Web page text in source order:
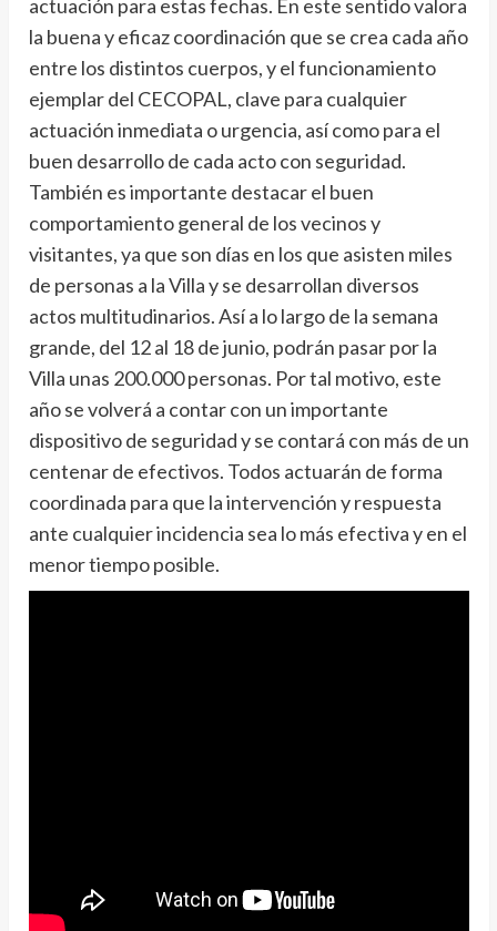
actuación para estas fechas. En este sentido valora
la buena y eficaz coordinación que se crea cada año
entre los distintos cuerpos, y el funcionamiento
ejemplar del CECOPAL, clave para cualquier
actuación inmediata o urgencia, así como para el
buen desarrollo de cada acto con seguridad.
También es importante destacar el buen
comportamiento general de los vecinos y
visitantes, ya que son días en los que asisten miles
de personas a la Villa y se desarrollan diversos
actos multitudinarios. Así a lo largo de la semana
grande, del 12 al 18 de junio, podrán pasar por la
Villa unas 200.000 personas. Por tal motivo, este
año se volverá a contar con un importante
dispositivo de seguridad y se contará con más de un
centenar de efectivos. Todos actuarán de forma
coordinada para que la intervención y respuesta
ante cualquier incidencia sea lo más efectiva y en el
menor tiempo posible.